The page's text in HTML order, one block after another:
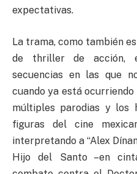
expectativas.
La trama, como también
de thriller de acción,
secuencias en las que
cuando ya está
múltiples parodias y los
figuras del cine
interpretando a “Alex
Hijo del Santo –en